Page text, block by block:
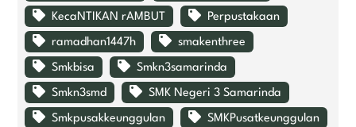
KecaNTIKAN rAMBUT Perpustakaan
ramadhan1447h smakenthree
Smkbisa Smkn3samarinda
Smkn3smd SMK Negeri 3 Samarinda
Smkpusakkeunggulan SMKPusatkeunggulan